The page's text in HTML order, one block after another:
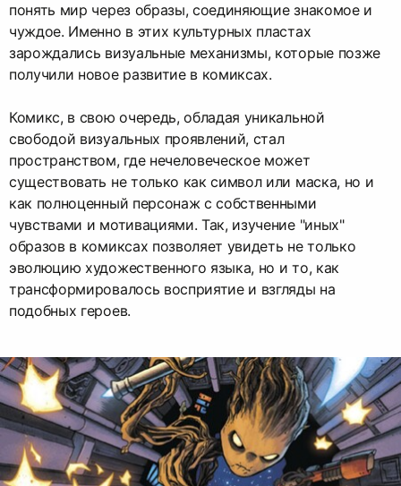
понять мир через образы, соединяющие знакомое и
чуждое. Именно в этих культурных пластах
зарождались визуальные механизмы, которые позже
получили новое развитие в комиксах.
Комикс, в свою очередь, обладая уникальной
свободой визуальных проявлений, стал
пространством, где нечеловеческое может
существовать не только как символ или маска, но и
как полноценный персонаж с собственными
чувствами и мотивациями. Так, изучение "иных"
образов в комиксах позволяет увидеть не только
эволюцию художественного языка, но и то, как
трансформировалось восприятие и взгляды на
подобных героев.